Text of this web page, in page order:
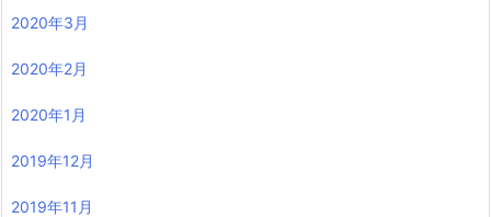
2020年3月
2020年2月
2020年1月
2019年12月
2019年11月